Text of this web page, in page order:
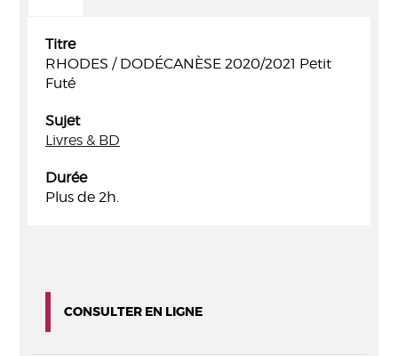
Titre
RHODES / DODÉCANÈSE 2020/2021 Petit
Futé
Sujet
Livres & BD
Durée
Plus de 2h.
CONSULTER EN LIGNE